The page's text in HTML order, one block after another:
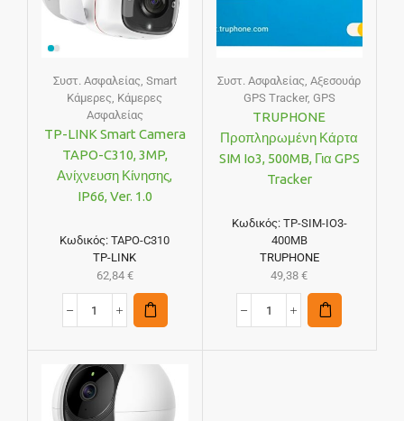
Συστ. Ασφαλείας, Smart
Κάμερες Κάμερες
Ασφαλείας
TP-LINK Smart Camera
TAPO-C310, 3MP,
Ανίχνευση Κίνησης,
IP66, Ver. 1.0
Κωδικός:TAPO-C310
TP-LINK
62,84 €
Συστ. Ασφαλείας ,Αξεσουάρ
GPS Tracker, GPS
TRUPHONE
Προπληρωμένη Κάρτα
SIM Io3, 500MB, Για GPS
Tracker
Κωδικός: TP-SIM-IO3-
400MB
TRUPHONE
49,38€